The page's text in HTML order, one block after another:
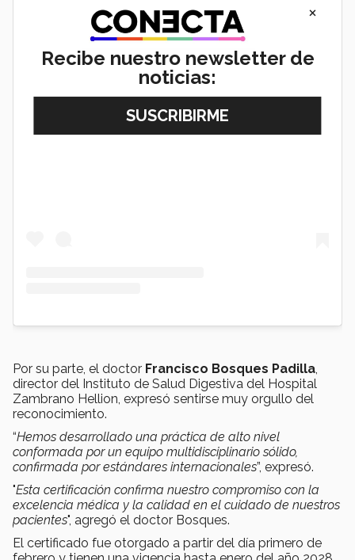
Por su parte, el doctor Francisco Bosques Padilla,
director del Instituto de Salud Digestiva del Hospital
Zambrano Hellion, expresó sentirse muy orgullo del
reconocimiento.
“Hemos desarrollado una práctica de alto nivel
conformada por un equipo multidisciplinario sólido,
confirmada por estándares internacionales”, expresó.
"Esta certificación confirma nuestro compromiso con la
excelencia médica y la calidad en el cuidado de nuestros
pacientes", agregó el doctor Bosques.
El certificado fue otorgado a partir del día primero de
×
Recibe nuestro newsletter de
noticias: